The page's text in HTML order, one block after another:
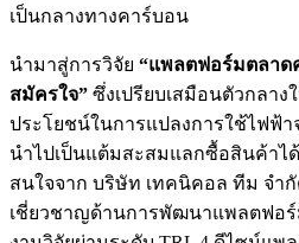
เป็นกลางทางคาร์บอน
นำมาสู่การวิจัย “แพลตฟอร์มตลาด
สมัครใจ” ซึ่งเปรียบเสมือนตัวกลา
ประโยชน์ในการแปลงการใช้ไฟฟ้า
นำไปเป็นแต้มสะสมแลกซื้อสินค้าไ
สนใจจาก บริษัท เทคนิคอล ทีม จำ
เชี่ยวชาญด้านการพัฒนาแพลตฟอ